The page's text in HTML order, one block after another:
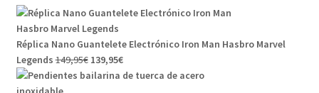
Réplica Nano Guantelete Electrónico Iron Man Hasbro Marvel
Legends 149,95€ 139,95€